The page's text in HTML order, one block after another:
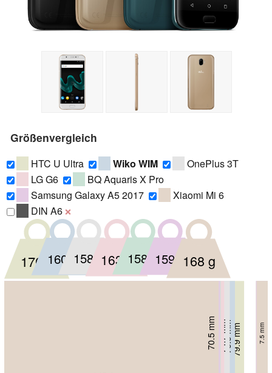
Größenvergleich
HTC U Ultra Wiko WIM
OnePlus 3T
LG G6
BQ Aquaris X Pro
Samsung Galaxy A5 2017
Xiaomi Mi 6
DIN A6 ❌
79.9 mm 8 mm
170 g
75.3 mm 7.9 mm
160 g
74.7 mm 7.35 mm
158 g
71.9 mm 7.9 mm
163 g
72.7 mm 7.8 mm
158 g
71.4 mm 7.9 mm
159 g
70.5 mm 7.5 mm
168 g